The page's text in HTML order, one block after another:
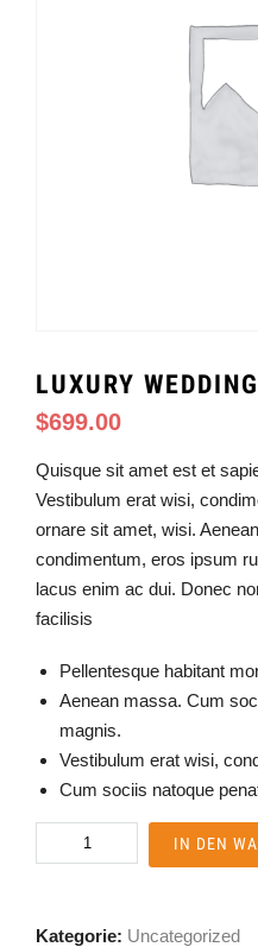
LUXURY
$699.00
Quisque sit amet est et
Vestibulum erat wisi,
ornare sit amet, wisi.
condimentum, eros ipsum
lacus enim ac dui. Donec
facilisis
Pellentesque habitant
Aenean massa. Cum
magnis.
Vestibulum erat wisi,
Cum sociis natoque
Luxury
Wedding
Menge
IN DEN
Kategorie: Uncategorized